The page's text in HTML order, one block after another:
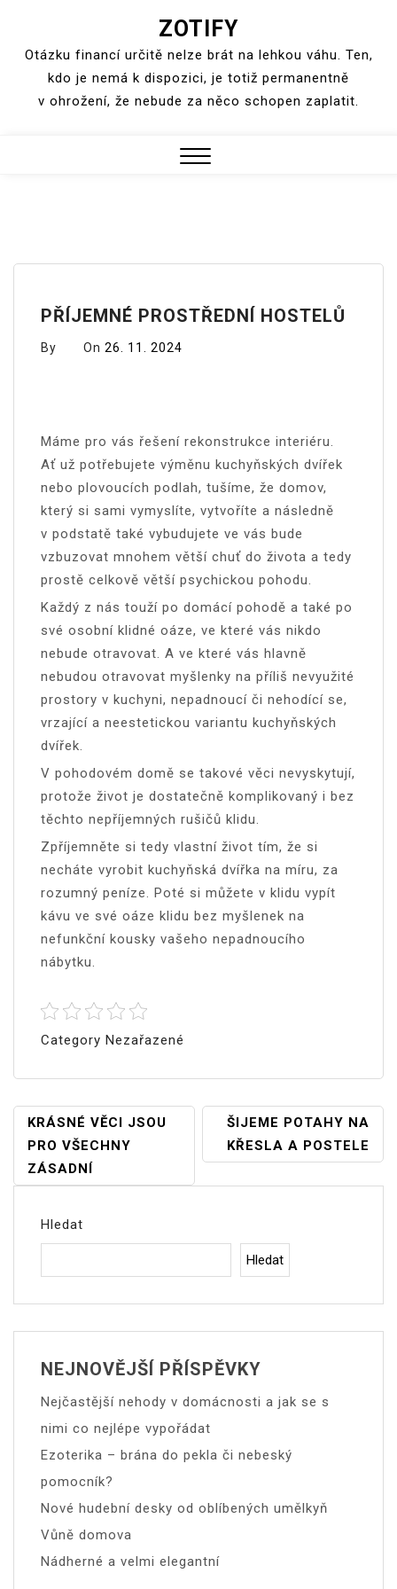
content
ZOTIFY
Otázku financí určitě nelze brát na lehkou váhu. Ten,
kdo je nemá k dispozici, je totiž permanentně
v ohrožení, že nebude za něco schopen zaplatit.
PŘÍJEMNÉ PROSTŘEDNÍ HOSTELŮ
By On 26. 11. 2024
Máme pro vás řešení rekonstrukce interiéru.
Ať už potřebujete výměnu kuchyňských dvířek
nebo plovoucích podlah, tušíme, že domov,
který si sami vymyslíte, vytvoříte a následně
v podstatě také vybudujete ve vás bude
vzbuzovat mnohem větší chuť do života a tedy
prostě celkově větší psychickou pohodu.
Každý z nás touží po domácí pohodě a také po
své osobní klidné oáze, ve které vás nikdo
nebude otravovat. A ve které vás hlavně
nebudou otravovat myšlenky na příliš nevyužité
prostory v kuchyni, nepadnoucí či nehodící se,
vrzající a neestetickou variantu kuchyňských
dvířek
V pohodovém domě se takové věci nevyskytují,
protože život je dostatečně komplikovaný i bez
těchto nepříjemných rušičů klidu.
Zpříjemněte si tedy vlastní život tím, že si
necháte vyrobit kuchyňská dvířka na míru, za
rozumný peníze. Poté si můžete v klidu vypít
kávu ve své oáze klidu bez myšlenek na
nefunkční kousky vašeho nepadnoucího
nábytku.
Category Nezařazené
Navigace
Pro
Příspěvek
KRÁSNÉ VĚCI JSOU
PRO VŠECHNY
ZÁSADNÍ
ŠIJEME POTAHY NA
KŘESLA A POSTELE
Hledat
Hledat
NEJNOVĚJŠÍ PŘÍSPĚVKY
Nejčastější nehody v domácnosti a jak se s
nimi co nejlépe vypořádat
Ezoterika – brána do pekla či nebeský
pomocník?
Nové hudební desky od oblíbených umělkyň
Vůně domova
Nádherné a velmi elegantní